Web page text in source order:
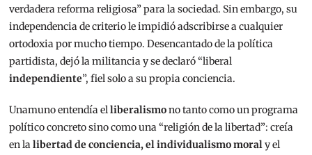
verdadera reforma religiosa” para la sociedad. Sin embargo, su
independencia de criterio le impidió adscribirse a cualquier
ortodoxia por mucho tiempo. Desencantado de la política
partidista, dejó la militancia y se declaró “liberal
independiente”, fiel solo a su propia conciencia.
Unamuno entendía elliberalismono tanto como un programa
político concreto sino como una “religión de la libertad”: creía
en lalibertad de conciencia, el individualismo moraly el